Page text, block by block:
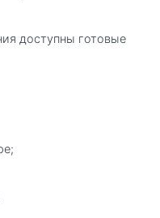
доступны готовые